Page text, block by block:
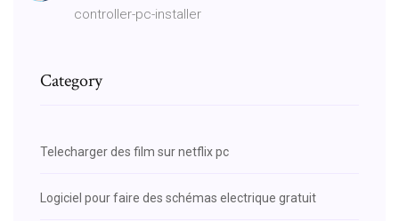
controller-pc-installer
Category
Telecharger des film sur netflix pc
Logiciel pour faire des schémas electrique gratuit